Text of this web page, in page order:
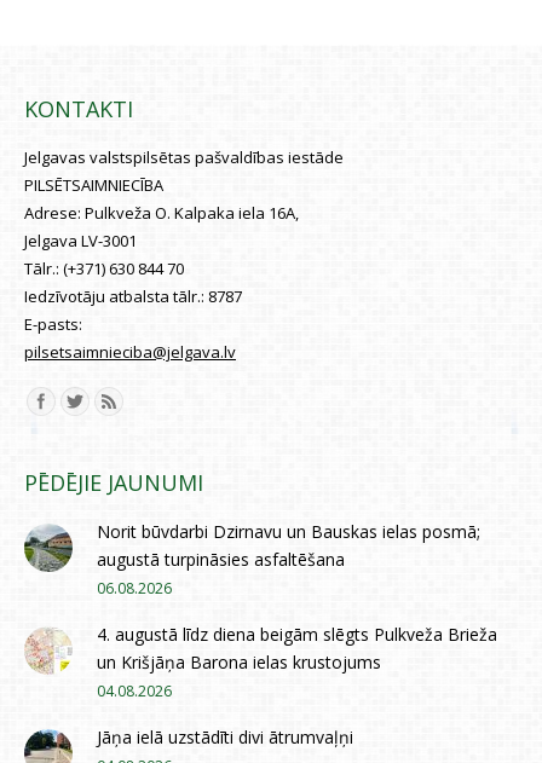
KONTAKTI
Jelgavas valstspilsētas pašvaldības iestāde
PILSĒTSAIMNIECĪBA
Adrese: Pulkveža O. Kalpaka iela 16A,
Jelgava LV-3001
Tālr.: (+371) 630 844 70
Iedzīvotāju atbalsta tālr.: 8787
E-pasts:
pilsetsaimnieciba@jelgava.lv
Find us on:
PĒDĒJIE JAUNUMI
Norit būvdarbi Dzirnavu un Bauskas ielas posmā;
augustā turpināsies asfaltēšana
06.08.2026
4. augustā līdz diena beigām slēgts Pulkveža Brieža
un Krišjāņa Barona ielas krustojums
04.08.2026
Jāņa ielā uzstādīti divi ātrumvaļņi